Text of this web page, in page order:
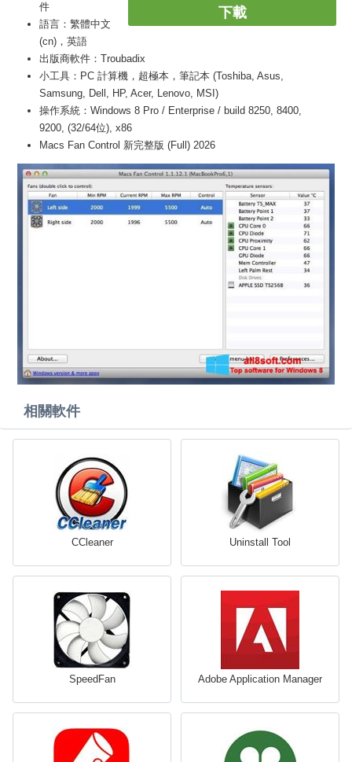
下載
件
語言：繁體中文
(cn)，英語
出版商軟件：Troubadix
小工具：PC 計算機，超極本，筆記本 (Toshiba, Asus,
Samsung, Dell, HP, Acer, Lenovo, MSI)
操作系統：Windows 8 Pro / Enterprise / build 8250, 8400,
9200, (32/64位), x86
Macs Fan Control 新完整版 (Full) 2026
相關軟件
CCleaner Uninstall Tool
SpeedFan Adobe Application Manager